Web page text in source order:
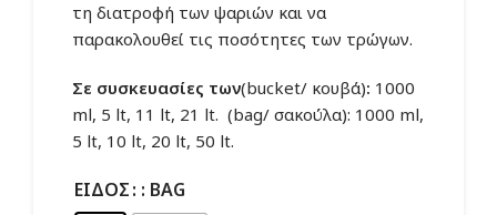
τη διατροφή των ψαριών και να
παρακολουθεί τις ποσότητες των τρώγων.
Σε συσκευασίες των(bucket/ κουβά): 1000
ml, 5 lt, 11 lt, 21 lt. (bag/ σακούλα): 1000 ml,
5 lt, 10 lt, 20 lt, 50 lt.
ΕΊΔΟΣ : BAG